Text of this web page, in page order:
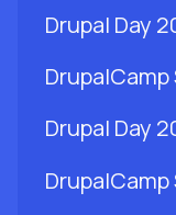
Drupal Day
DrupalCamp
Drupal Day
DrupalCamp